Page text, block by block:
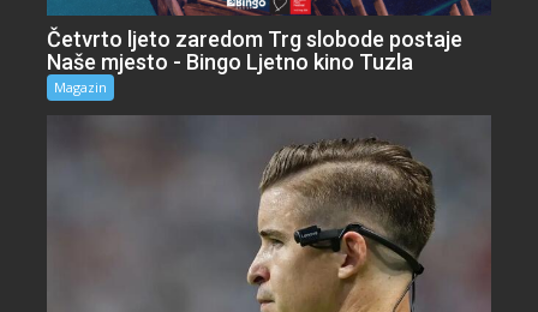
Četvrto ljeto zaredom Trg slobode postaje
Naše mjesto - Bingo Ljetno kino Tuzla
Magazin